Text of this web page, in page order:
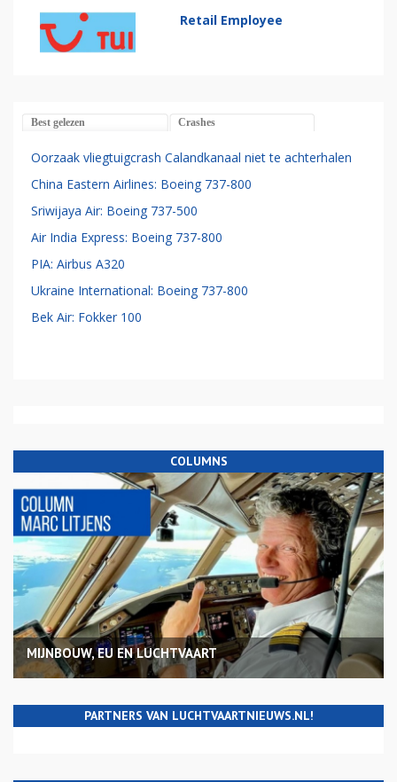
Retail Employee
Best gelezen Crashes
Oorzaak vliegtuigcrash Calandkanaal niet te achterhalen
China Eastern Airlines: Boeing 737-800
Sriwijaya Air: Boeing 737-500
Air India Express: Boeing 737-800
PIA: Airbus A320
Ukraine International: Boeing 737-800
Bek Air: Fokker 100
COLUMNS
MIJNBOUW, EU EN LUCHTVAART
PARTNERS VAN LUCHTVAARTNIEUWS.NL!